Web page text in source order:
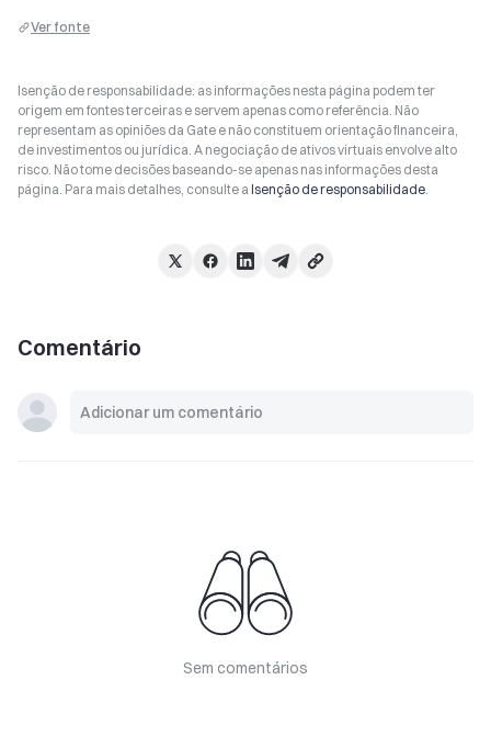
Ver fonte
Isenção de responsabilidade: as informações nesta página podem ter
origem em fontes terceiras e servem apenas como referência. Não
representam as opiniões da Gate e não constituem orientação financeira,
de investimentos ou jurídica. A negociação de ativos virtuais envolve alto
risco. Não tome decisões baseando-se apenas nas informações desta
página. Para mais detalhes, consulte a Isenção de responsabilidade.
Comentário
Sem comentários